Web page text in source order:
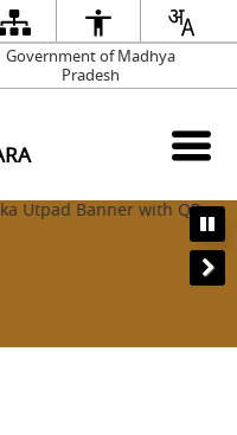
Government of Madhya
Pradesh